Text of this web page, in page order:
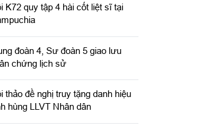
K72 quy tập 4 hài cốt liệt sĩ tại
đoàn 4, Sư đoàn 5 giao lưu
chứng lịch sử
thảo đề nghị truy tặng danh hiệu
hùng LLVT Nhân dân